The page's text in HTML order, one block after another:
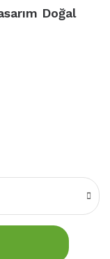
Doğal